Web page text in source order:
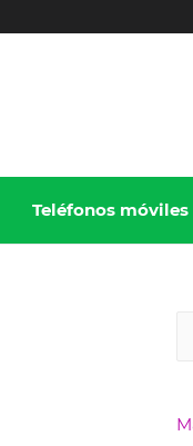
Teléfonos móviles
c